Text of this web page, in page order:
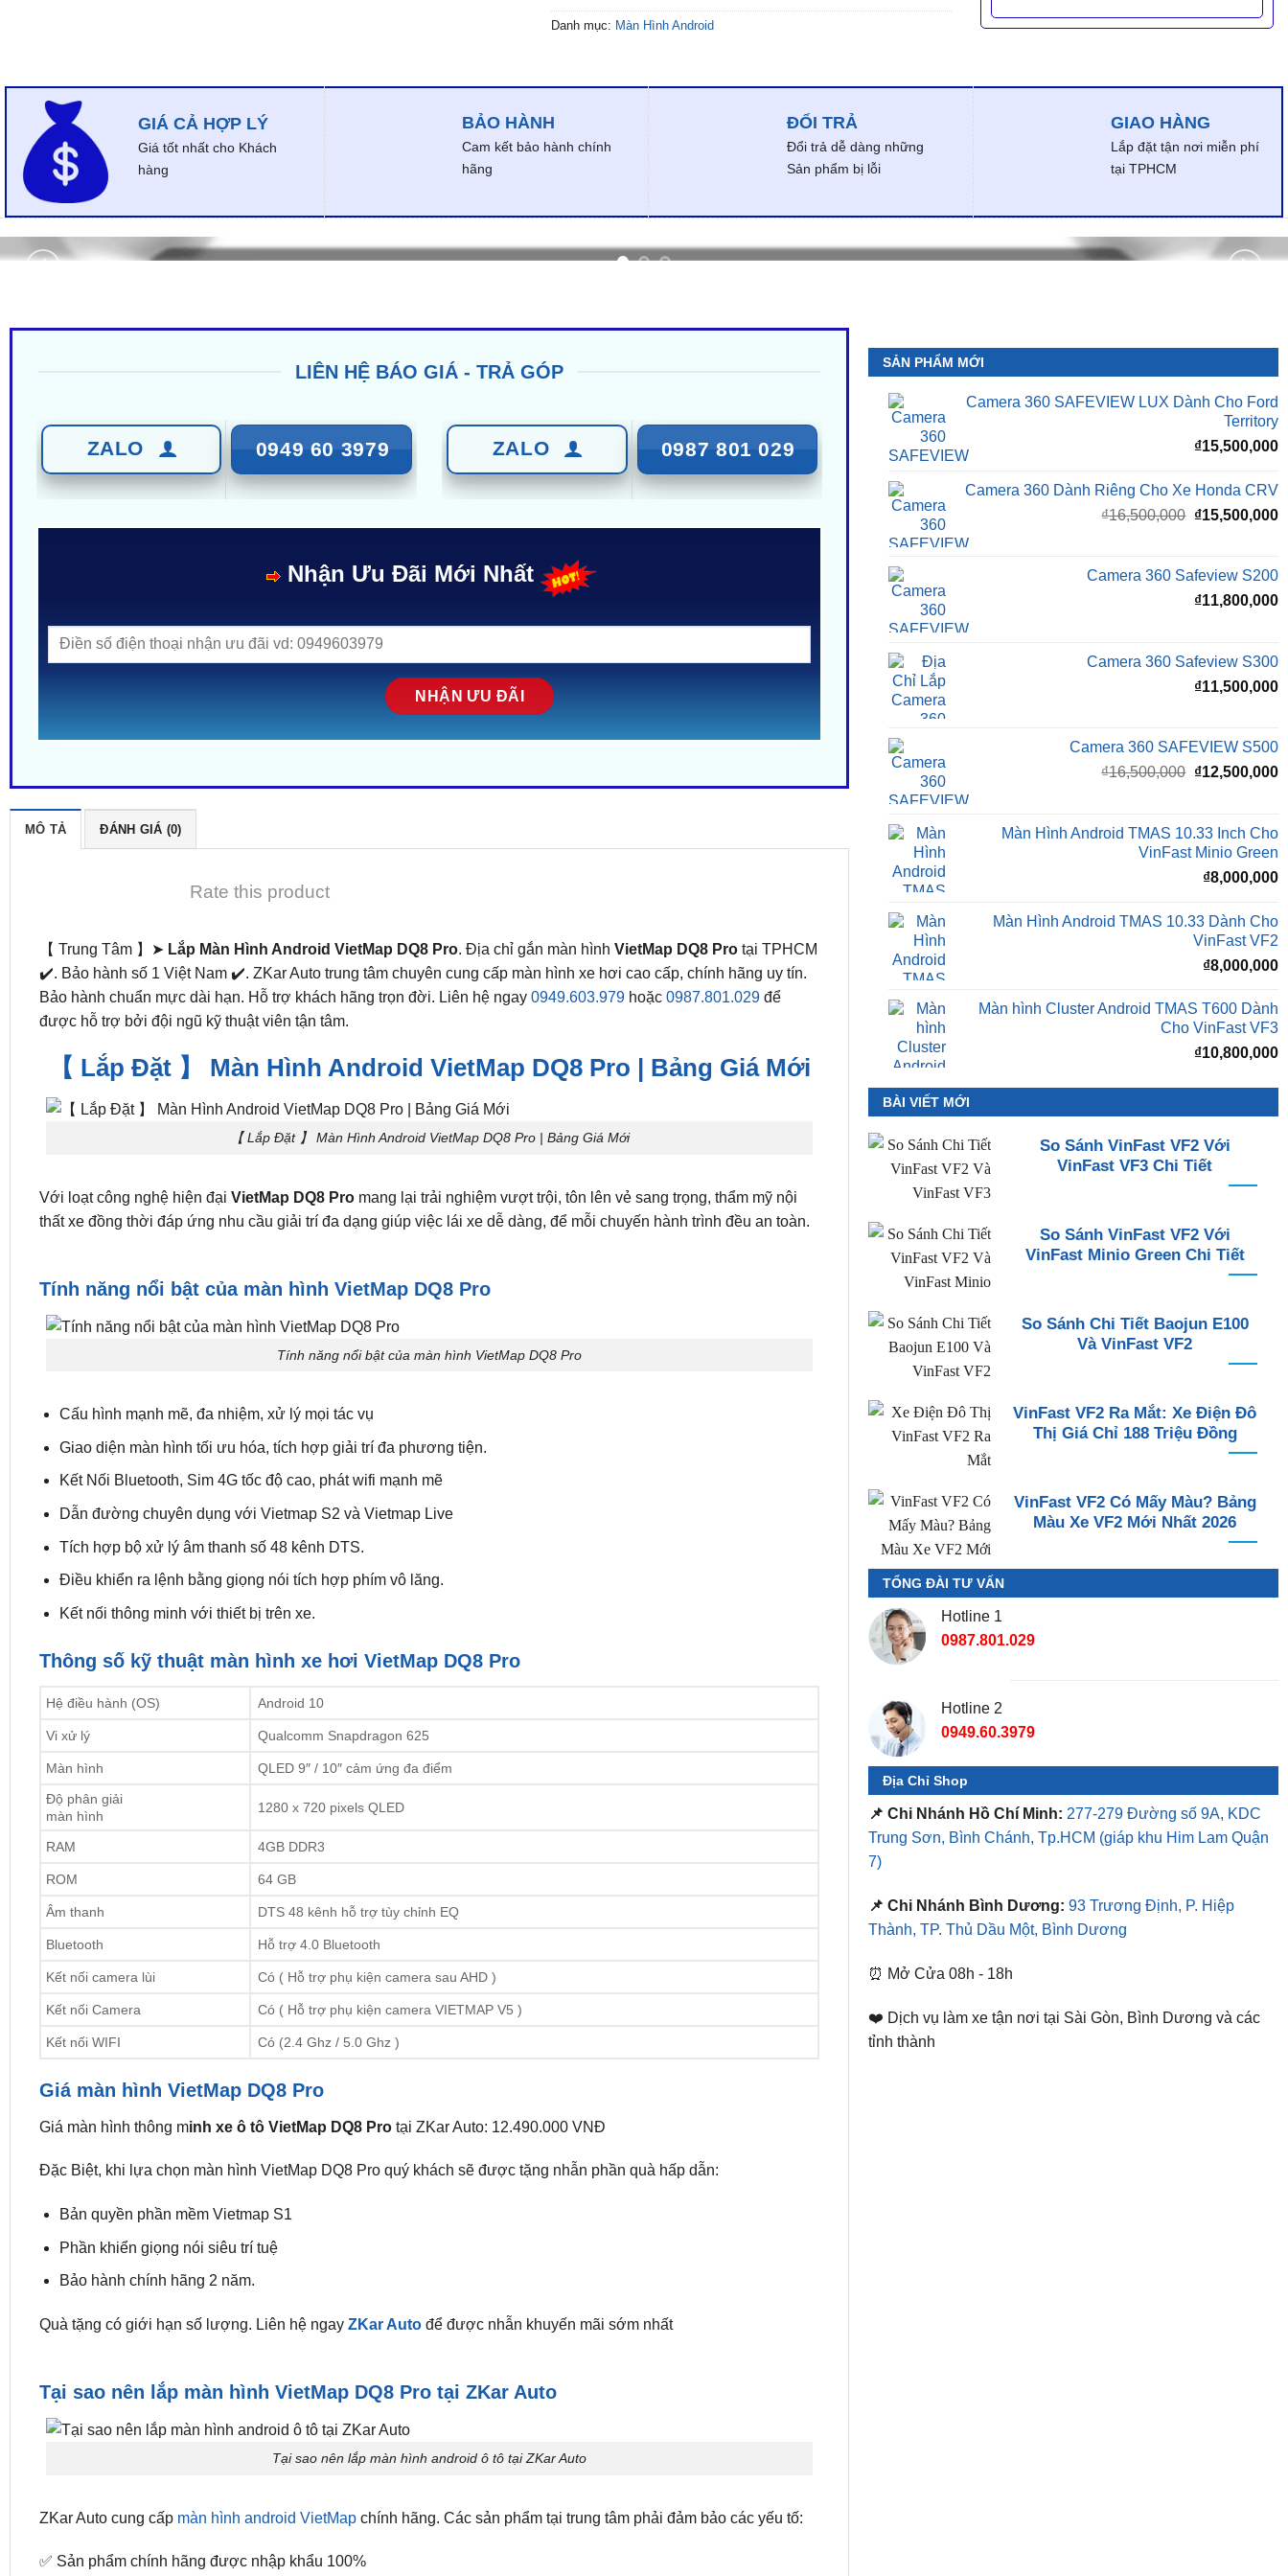
Danh mục: Màn Hình Android
GIÁ CẢ HỢP LÝ
Giá tốt nhất cho Khách
hàng
BẢO HÀNH
Cam kết bảo hành chính
hãng
ĐỔI TRẢ
Đổi trả dễ dàng những
Sản phẩm bị lỗi
GIAO HÀNG
Lắp đặt tận nơi miễn phí
tại TPHCM
LIÊN HỆ BÁO GIÁ - TRẢ GÓP
ZALO 0949 60 3979 ZALO 0987 801 029
Nhận Ưu Đãi Mới Nhất
MÔ TẢ ĐÁNH GIÁ (0)
Rate this product
【 Trung Tâm 】➤ Lắp Màn Hình Android VietMap DQ8 Pro. Địa chỉ gắn màn hình VietMap DQ8 Protại TPHCM
✔️. Bảo hành số 1 Việt Nam ✔️. ZKar Auto trung tâm chuyên cung cấp màn hình xe hơi cao cấp, chính hãng uy tín.
Bảo hành chuẩn mực dài hạn. Hỗ trợ khách hãng trọn đời. Liên hệ ngay 0949.603.979hoặc 0987.801.029để
được hỗ trợ bởi đội ngũ kỹ thuật viên tận tâm.
【 Lắp Đặt 】 Màn Hình Android VietMap DQ8 Pro | Bảng Giá Mới
【 Lắp Đặt 】 Màn Hình Android VietMap DQ8 Pro | Bảng Giá Mới
Với loạt công nghệ hiện đại VietMap DQ8 Promang lại trải nghiệm vượt trội, tôn lên vẻ sang trọng, thẩm mỹ nội
thất xe đồng thời đáp ứng nhu cầu giải trí đa dạng giúp việc lái xe dễ dàng, để mỗi chuyến hành trình đều an toàn.
Tính năng nổi bật của màn hình VietMap DQ8 Pro
Tính năng nổi bật của màn hình VietMap DQ8 Pro
Cấu hình mạnh mẽ, đa nhiệm, xử lý mọi tác vụ
Giao diện màn hình tối ưu hóa, tích hợp giải trí đa phương tiện.
Kết Nối Bluetooth, Sim 4G tốc độ cao, phát wifi mạnh mẽ
Dẫn đường chuyên dụng với Vietmap S2 và Vietmap Live
Tích hợp bộ xử lý âm thanh số 48 kênh DTS.
Điều khiển ra lệnh bằng giọng nói tích hợp phím vô lăng.
Kết nối thông minh với thiết bị trên xe.
Thông số kỹ thuật màn hình xe hơi VietMap DQ8 Pro
Hệ điều hành (OS) Android 10
Vi xử lý Qualcomm Snapdragon 625
Màn hình
QLED 9″ / 10″ cảm ứng đa điểm
Độ phân giải
màn hình
1280 x 720 pixels QLED
RAM 4GB DDR3
ROM 64 GB
Âm thanh DTS 48 kênh hỗ trợ tùy chỉnh EQ
Bluetooth Hỗ trợ 4.0 Bluetooth
Kết nối camera lùi Có ( Hỗ trợ phụ kiện camera sau AHD )
Kết nối Camera Có ( Hỗ trợ phụ kiện camera VIETMAP V5 )
Kết nối WIFI Có (2.4 Ghz / 5.0 Ghz )
Giá màn hình VietMap DQ8 Pro
Giá màn hình thông minh xe ô tô VietMap DQ8 Protại ZKar Auto: 12.490.000 VNĐ
Đặc Biệt, khi lựa chọn màn hình VietMap DQ8 Pro quý khách sẽ được tặng nhẫn phần quà hấp dẫn:
Bản quyền phần mềm Vietmap S1
Phần khiển giọng nói siêu trí tuệ
Bảo hành chính hãng 2 năm.
Quà tặng có giới hạn số lượng. Liên hệ ngay ZKar Autođể được nhẫn khuyến mãi sớm nhất
Tại sao nên lắp màn hình VietMap DQ8 Pro tại ZKar Auto
Tại sao nên lắp màn hình android ô tô tại ZKar Auto
ZKar Auto cung cấp màn hình android VietMapchính hãng. Các sản phẩm tại trung tâm phải đảm bảo các yếu tố:
✅ Sản phẩm chính hãng được nhập khẩu 100%
SẢN PHẨM MỚI
Camera 360 SAFEVIEW LUX Dành Cho Ford
Territory
₫15,500,000
Camera 360 Dành Riêng Cho Xe Honda CRV
₫16,500,000 Giá
₫16,500,000.
₫15,500,000
Camera 360 Safeview S200
₫11,800,000
Camera 360 Safeview S300
₫11,500,000
Camera 360 SAFEVIEW S500
₫16,500,000 Giá
₫16,500,000.
₫12,500,000
Màn Hình Android TMAS 10.33 Inch Cho
VinFast Minio Green
₫8,000,000
Màn Hình Android TMAS 10.33 Dành Cho
VinFast VF2
₫8,000,000
Màn hình Cluster Android TMAS T600 Dành
Cho VinFast VF3
₫10,800,000
BÀI VIẾT MỚI
So Sánh VinFast VF2 Với
VinFast VF3 Chi Tiết
So Sánh VinFast VF2 Với
VinFast Minio Green Chi Tiết
So Sánh Chi Tiết Baojun E100
Và VinFast VF2
VinFast VF2 Ra Mắt: Xe Điện Đô
Thị Giá Chỉ 188 Triệu Đồng
VinFast VF2 Có Mấy Màu? Bảng
Màu Xe VF2 Mới Nhất 2026
TỔNG ĐÀI TƯ VẤN
Hotline 1
0987.801.029
Hotline 2
0949.60.3979
Địa Chỉ Shop
📌 Chi Nhánh Hồ Chí Minh: 277-279 Đường số 9A, KDC
Trung Sơn, Bình Chánh, Tp.HCM (giáp khu Him Lam Quận
7)
📌 Chi Nhánh Bình Dương: 93 Trương Định, P. Hiệp
Thành, TP. Thủ Dầu Một, Bình Dương
⏰ Mở Cửa 08h - 18h
❤️ Dịch vụ làm xe tận nơi tại Sài Gòn, Bình Dương và các
tỉnh thành